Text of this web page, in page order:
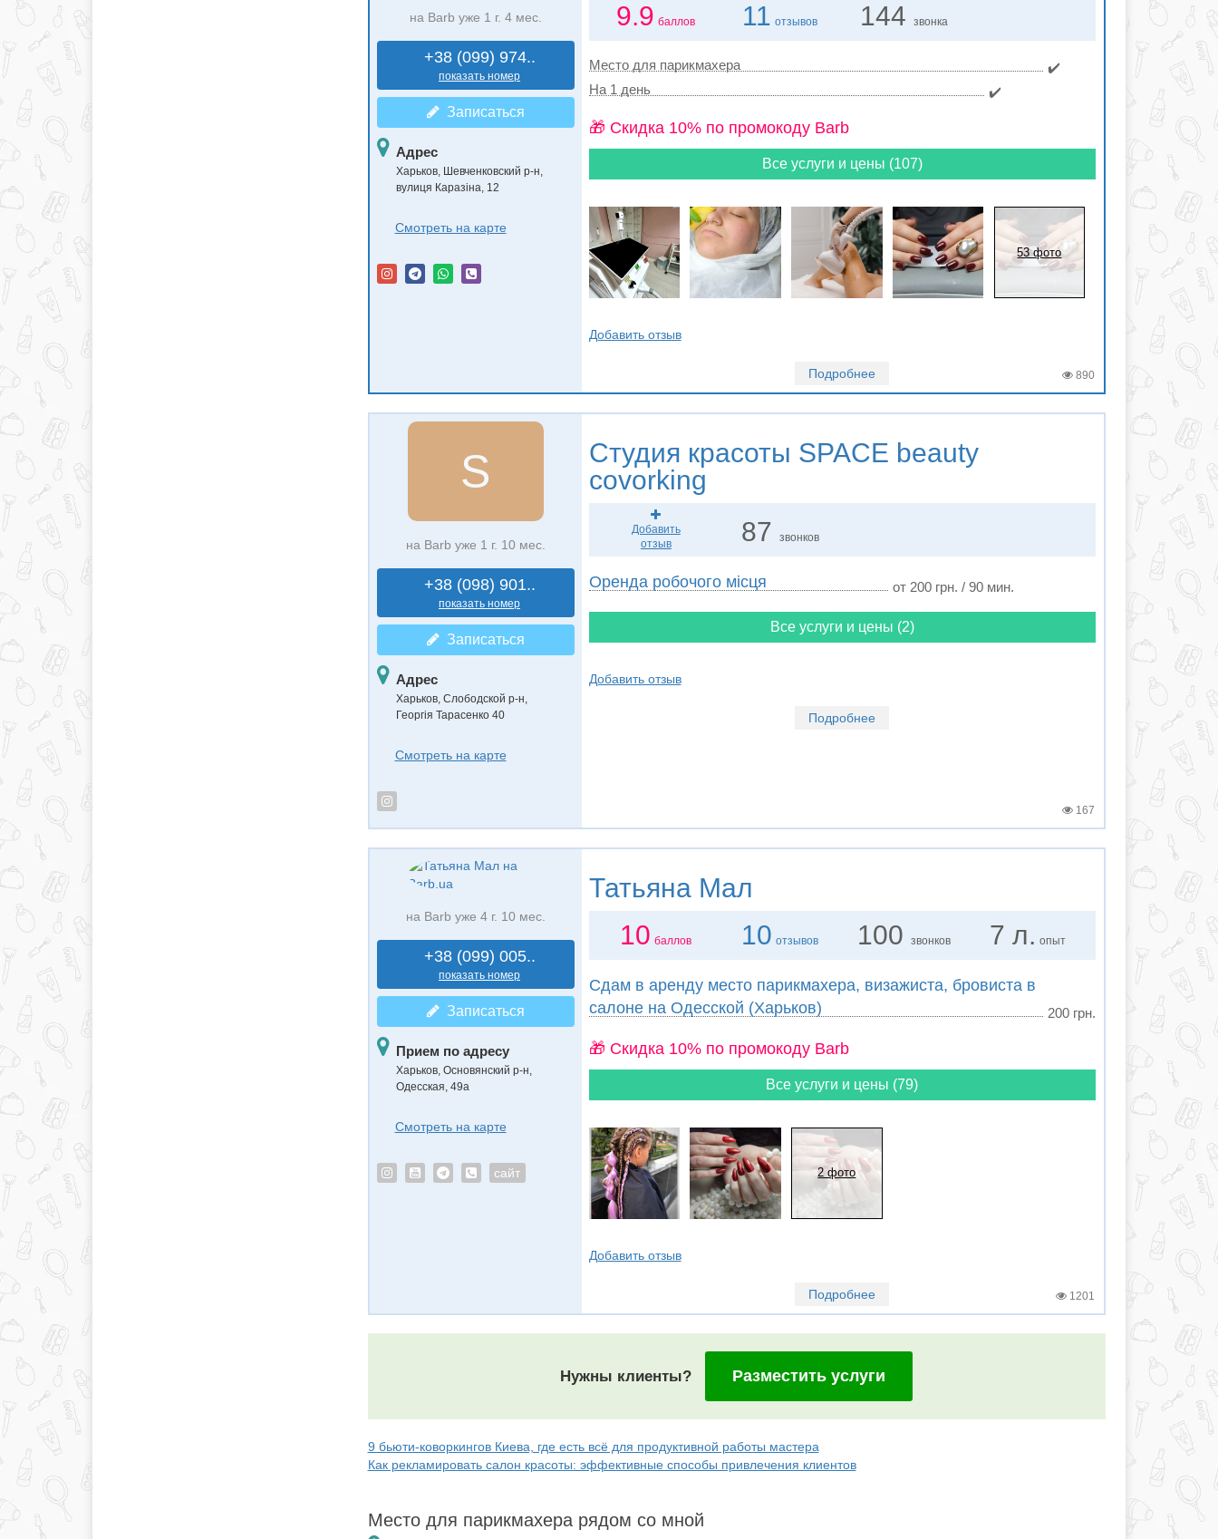
на Barb уже 1 г. 4 мес.
+38 (099) 974..
показать номер
Записаться
Адрес
Харьков, Шевченковский р-н
вулиця Каразіна, 12
Смотреть на карте
9.9 баллов 11 отзывов 144 звонка
Место для парикмахера
✔️
На 1 день
✔️
🎁 Cкидка 10% по промокоду Barb
Все услуги и цены (107)
53 фото
Добавить отзыв
Подробнее 890
S
на Barb уже 1 г. 10 мес.
+38 (098) 901..
показать номер
Записаться
Адрес
Харьков, Слободской р-н,
Георгія Тарасенко 40
Смотреть на карте
Студия красоты SPACE beauty
covorking
Добавить
отзыв
87 звонков
Оренда робочого місця от 200 грн. / 90 мин.
Все услуги и цены (2)
Добавить отзыв
Подробнее
167
на Barb уже 4 г. 10 мес.
+38 (099) 005..
показать номер
Записаться
Прием по адресу
Харьков, Основянский р-н,
Одесская, 49а
Смотреть на карте
сайт
Татьяна Мал
10 баллов 10 отзывов 100 звонков 7 л. опыт
Сдам в аренду место парикмахера, визажиста, бровиста в
салоне на Одесской (Харьков)
200 грн.
🎁 Cкидка 10% по промокоду Barb
Все услуги и цены (79)
2 фото
Добавить отзыв
Подробнее 1201
Нужны клиенты? Разместить услуги
9 бьюти-коворкингов Киева, где есть всё для продуктивной работы мастера
Как рекламировать салон красоты: эффективные способы привлечения клиентов
Место для парикмахера рядом со мной